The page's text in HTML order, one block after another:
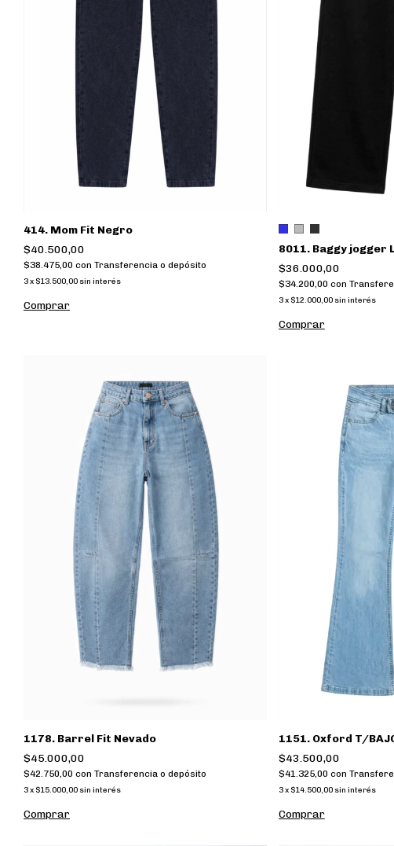
414. Mom Fit Negro
$40.500,00
$38.475,00 con Transferencia o depósito
3x $13.500,00 sin interés
Comprar
8011. Baggy jogger
$36.000,00
$34.200,00 con
3x $12.000,00 sin interés
Comprar
1178. Barrel Fit Nevado
$45.000,00
$42.750,00 con Transferencia o depósito
3x $15.000,00 sin interés
Comprar
1151. Oxford T/
$43.500,00
$41.325,00 con
3x $14.500,00 sin interés
Comprar